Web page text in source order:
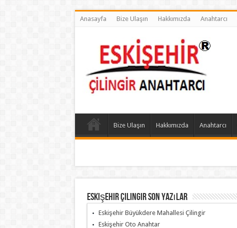
Anasayfa Bize Ulaşın Hakkımızda Anahtarcı
Bize Ulaşın Hakkımızda Anahtarcı
Eskişehir Çilingir Son Yazılar
Eskişehir Büyükdere Mahallesi Çilingir
Eskişehir Oto Anahtar